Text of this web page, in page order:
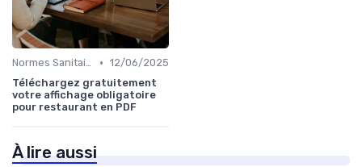
Normes Sanitaires • 12/06/2025
Téléchargez gratuitement
votre affichage obligatoire
pour restaurant en PDF
À lire aussi